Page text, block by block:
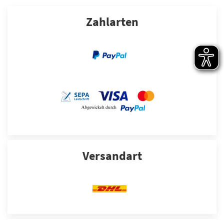
Zahlarten
Versandart